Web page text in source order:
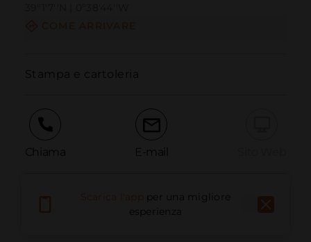
Stampa e cartoleria
Chiama E-mail
Segnala problemaper una migliore
esperienza